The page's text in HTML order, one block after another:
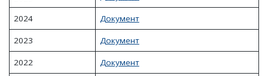
2024 Документ
2023 Документ
2022 Документ